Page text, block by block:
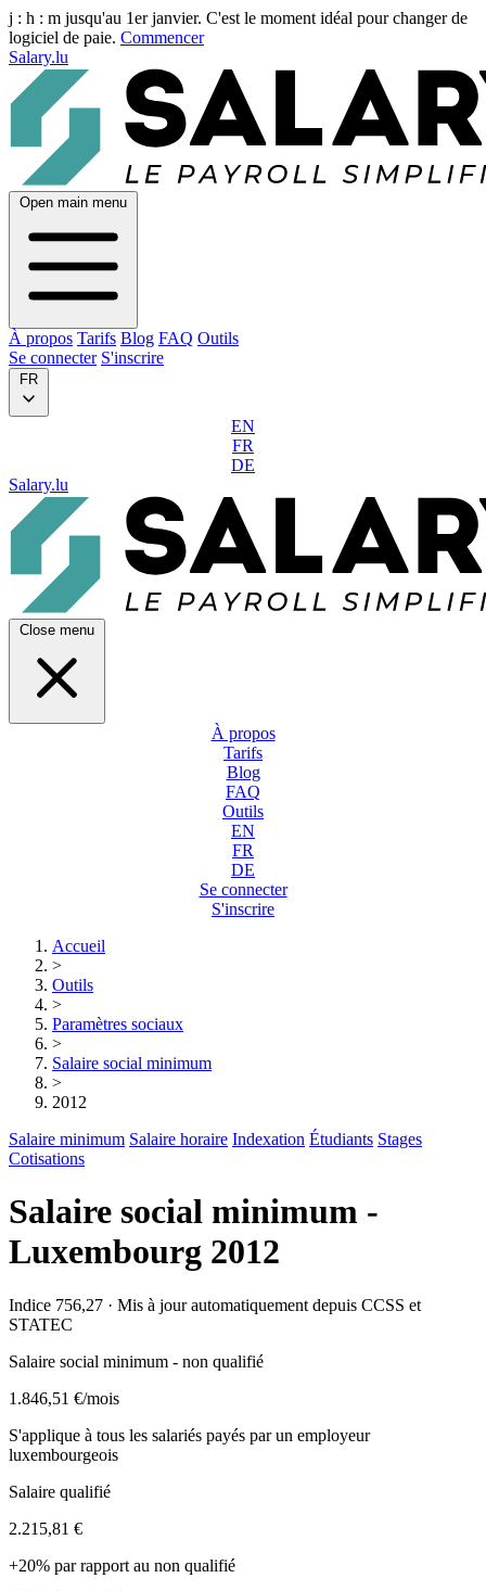
j : h : m jusqu'au 1er janvier. C'est le moment idéal pour changer de
logiciel de paie. Commencer
Salary.lu
Open main menu
À propos Tarifs Blog FAQ Outils
Se connecter S'inscrire
FR
EN
FR
DE
Salary.lu
Close menu
À propos
Tarifs
Blog
FAQ
Outils
EN
FR
DE
Se connecter
S'inscrire
Accueil
>
Outils
>
Paramètres sociaux
>
Salaire social minimum
>
2012
Salaire minimum Salaire horaire Indexation Étudiants Stages
Cotisations
Salaire social minimum -
Luxembourg 2012
Indice 756,27 · Mis à jour automatiquement depuis CCSS et
STATEC
Salaire social minimum - non qualifié
1.846,51 €/mois
S'applique à tous les salariés payés par un employeur
luxembourgeois
Salaire qualifié
2.215,81 €
+20% par rapport au non qualifié